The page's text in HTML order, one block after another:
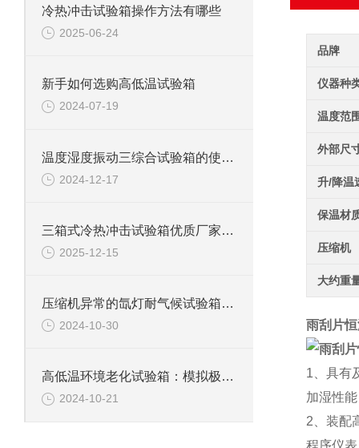
冷热冲击试验箱操作方法有哪些
2025-06-24
新手如何选购高低温试验箱
2024-07-19
温度湿度振动三综合试验箱的使用规则与维护指南
2024-12-17
三箱式冷热冲击试验箱优质厂家怎么选？这些关键点要牢记
2025-12-15
压缩机异常的氙灯耐气候试验箱该如何处理
2024-10-30
高低温环境老化试验箱：模拟极限环境的测试利器
2024-10-21
品牌
仪器种
温度范
外部尺
升/降温
保温材
压缩机
大约重
雨刮片
1、具有
加湿性
2、装配
程序仪